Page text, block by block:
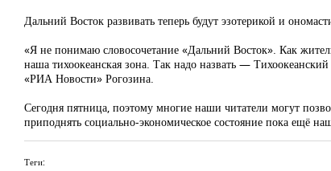
Дальний Восток развивать теперь будут эзотерикой и
«Я не понимаю словосочетание «Дальний Восток». Как
наша тихоокеанская зона. Так надо назвать —
«РИА Новости» Рогозина.
Сегодня пятница, поэтому многие наши читатели могут
приподнять социально-экономическое состояние пока ещё
Теги: